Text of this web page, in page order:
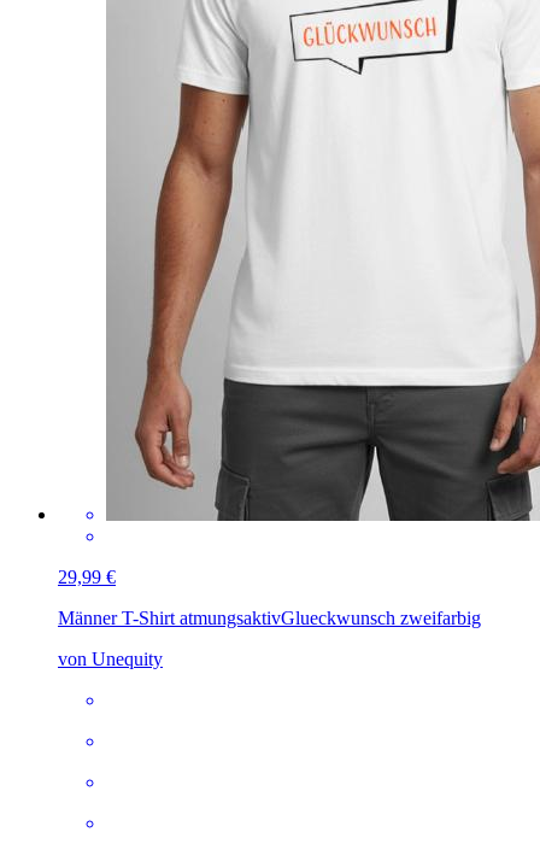
29,99 €
Männer T-Shirt atmungsaktivGlueckwunsch zweifarbig
von Unequity